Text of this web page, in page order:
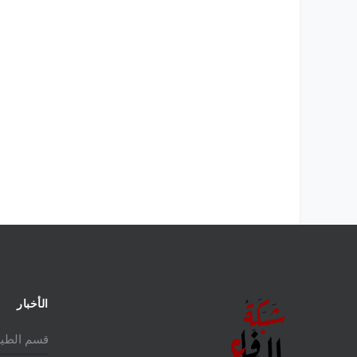
الأخبار
قسم